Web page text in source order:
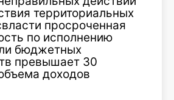
территориальных
просроченная
по исполнению
бюджетных
превышает 30
доходов